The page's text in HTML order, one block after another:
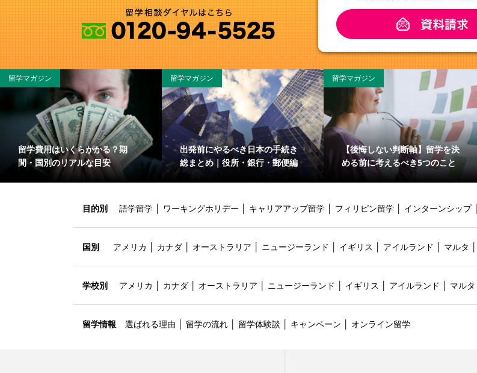
留学マガジン
留学費用はいくらかかる？期
間・国別のリアルな目安
留学マガジン
出発前にやるべき日本の手続き
総まとめ｜役所・銀行・郵便編
留学マガジン
【後悔しない判断軸】留学を決
める前に考えるべき5つのこと
目的別 語学留学 ワーキングホリデー キャリアアップ留学 フィリピン留学 インターンシップ│
国別 アメリカ カナダ オーストラリア ニュージーランド イギリス アイルランド マルタ
学校別 アメリカ カナダ オーストラリア ニュージーランド イギリス アイルランド マルタ
留学情報 選ばれる理由 留学の流れ 留学体験談 キャンペーン オンライン留学